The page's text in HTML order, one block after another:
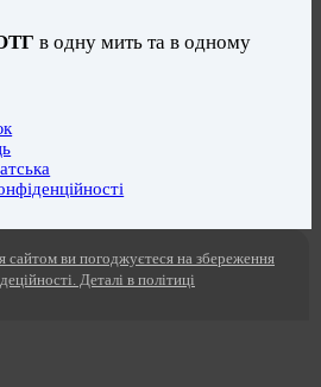
в одну мить та в одному
ви погоджуєтеся на збереження
Деталі в політиці